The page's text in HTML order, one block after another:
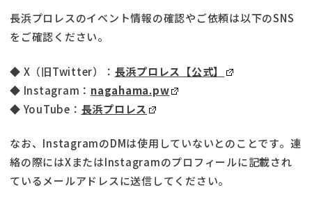
長浜プロレスのイベント情報の確認やご依頼は以下のSNS
をご確認ください。
◆ X（旧Twitter）： 長浜プロレス【公式】
◆ Instagram： nagahama.pw
◆ YouTube： 長浜プロレス
なお、InstagramのDMは使用していないとのことです。連
絡の際にはXまたはInstagramのプロフィールに記載され
ているメールアドレスに送信してください。